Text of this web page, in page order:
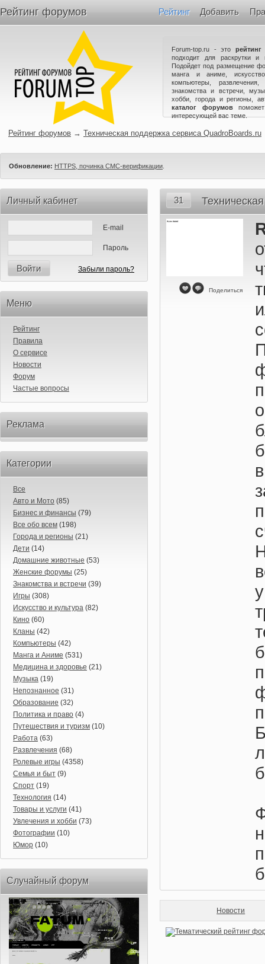
Рейтинг форумов Рейтинг Добавить
Forum-top.ru - это
подходит для раскрутки и
Подойдет под размещение
манга и аниме,
компьютеры,
знакомства и встречи,
хобби, города и регионы,
каталог форумов
интересующей вас теме.
Рейтинг форумов → Техническая поддержка сервиса QuadroBoards.ru
Обновление: HTTPS, починка СМС-верификации
Личный кабинет
E-mail
Пароль
Войти Забыли пароль?
Меню
Рейтинг
Правила
О сервисе
Новости
Форум
Частые вопросы
Реклама
Категории
Все
Авто и Мото (85)
Бизнес и финансы (79)
Все обо всем (198)
Города и регионы (21)
Дети (14)
Домашние животные (53)
Женские форумы (25)
Знакомства и встречи (39)
Игры (308)
Искусство и культура (82)
Кино (60)
Кланы (42)
Компьютеры (42)
Манга и Аниме (531)
Медицина и здоровье (21)
Музыка (19)
Непознанное (31)
Образование (32)
Политика и право (4)
Путешествия и туризм (10)
Работа (63)
Развлечения (68)
Ролевые игры (4358)
Семья и быт (9)
Спорт (19)
Технология (14)
Товары и услуги (41)
Увлечения и хобби (73)
Фотографии (10)
Юмор (10)
Случайный форум
31
Поделиться
Новости